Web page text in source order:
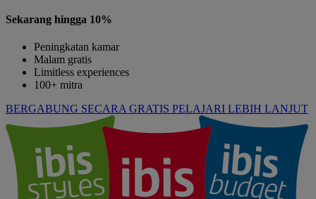
Sekarang hingga 10%
Peningkatan kamar
Malam gratis
Limitless experiences
100+ mitra
BERGABUNG SECARA GRATIS PELAJARI LEBIH LANJUT